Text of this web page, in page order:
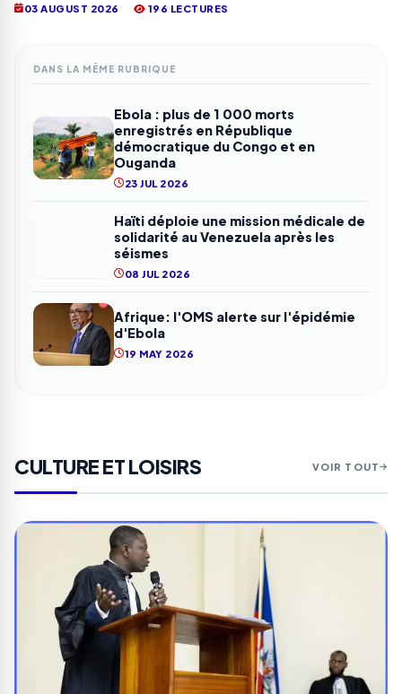
03 AUGUST 2026 196 LECTURES
DANS LA MÊME RUBRIQUE
Ebola : plus de 1 000 morts
enregistrés en République
démocratique du Congo et en
Ouganda
23 JUL 2026
Haïti déploie une mission médicale de
solidarité au Venezuela après les
séismes
08 JUL 2026
Afrique: l'OMS alerte sur l'épidémie
d'Ebola
19 MAY 2026
CULTURE ET LOISIRS VOIR TOUT